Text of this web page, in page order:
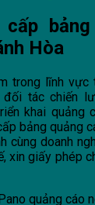
bảng
Hòa
trong lĩnh vực
tác chiến
khai quảng
bảng quảng
cùng doanh
xin giấy phép